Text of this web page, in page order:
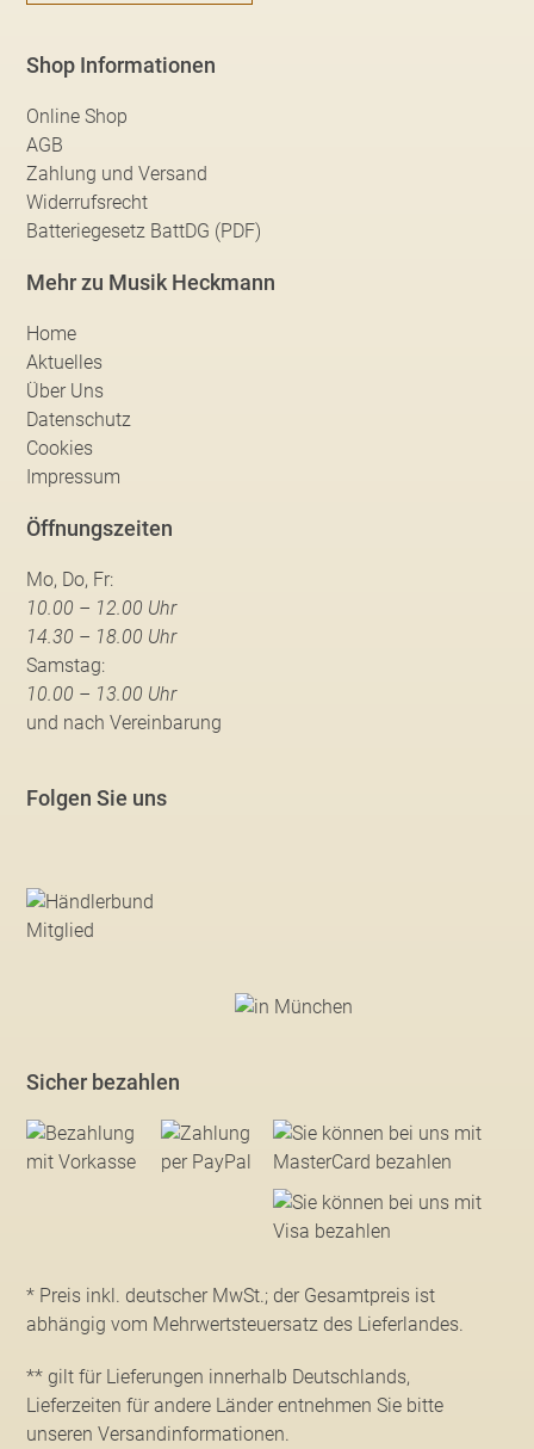
Shop Informationen
Online Shop
AGB
Zahlung und Versand
Widerrufsrecht
Batteriegesetz BattDG (PDF)
Mehr zu Musik Heckmann
Home
Aktuelles
Über Uns
Datenschutz
Cookies
Impressum
Öffnungszeiten
Mo, Do, Fr:
10.00 – 12.00 Uhr
14.30 – 18.00 Uhr
Samstag:
10.00 – 13.00 Uhr
und nach Vereinbarung
Folgen Sie uns
Sicher bezahlen
* Preis inkl. deutscher MwSt.; der Gesamtpreis ist
abhängig vom Mehrwertsteuersatz des Lieferlandes.
** gilt für Lieferungen innerhalb Deutschlands,
Lieferzeiten für andere Länder entnehmen Sie bitte
unseren Versandinformationen.